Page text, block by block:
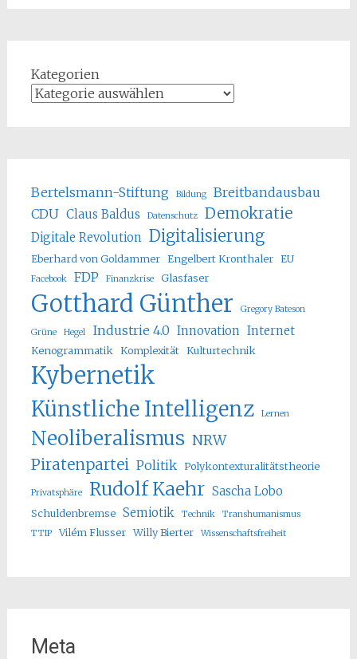
Kategorien
Bertelsmann-Stiftung Bildung
Breitbandausbau
CDU Claus Baldus Datenschutz Demokratie
Digitale Revolution Digitalisierung
Eberhard von Goldammer Engelbert Kronthaler EU
Facebook FDP Finanzkrise Glasfaser
Gotthard Günther Gregory Bateson
Grüne Hegel Industrie 4.0 Innovation Internet
Kenogrammatik Komplexität Kulturtechnik
Kybernetik
Künstliche Intelligenz Lernen
Neoliberalismus NRW
Piratenpartei Politik Polykontexturalitätstheorie
Privatsphäre Rudolf Kaehr Sascha Lobo
Schuldenbremse Semiotik Technik
Transhumanismus
TTIP
Vilém Flusser Willy Bierter Wissenschaftsfreiheit
Meta